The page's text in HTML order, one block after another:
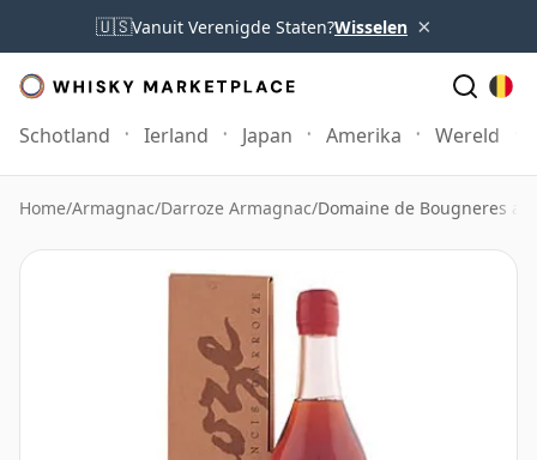
🇺🇸Vanuit Verenigde Staten?Wisselen ×
Schotland Ierland Japan Amerika Wereld
Home/Armagnac/Darroze Armagnac/Domaine de Bougneres a